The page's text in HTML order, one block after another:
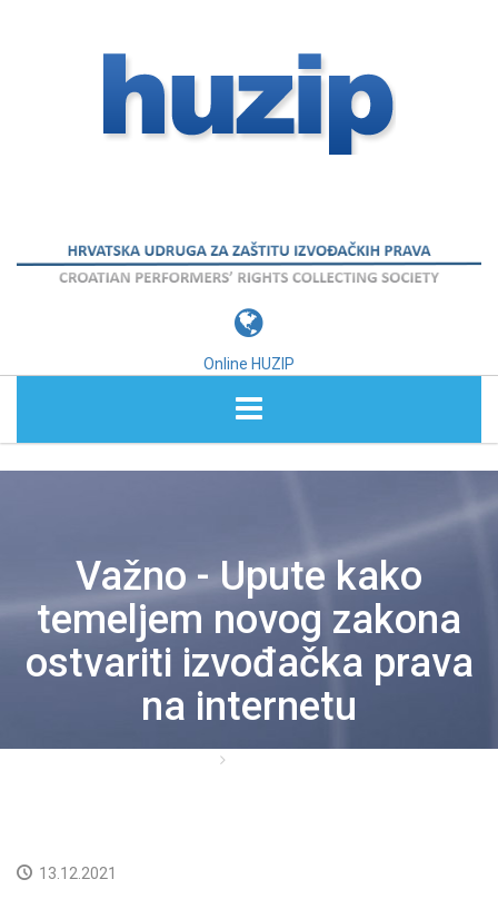
Online HUZIP
O NAMA
PROPISI
CJENICI
NOVOSTI
Važno - Upute kako
temeljem novog zakona
ostvariti izvođačka prava
na internetu
13.12.2021